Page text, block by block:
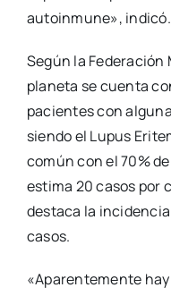
autoinmune», indicó.
Según la Federación
planeta se cuenta
pacientes con
siendo el Lupus
común con el 70%
estima 20 casos por
destaca la
casos.
«Aparentemente